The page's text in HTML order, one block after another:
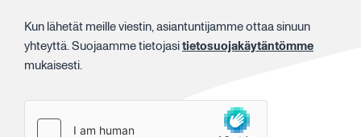
Kun lähetät meille viestin, asiantuntijamme ottaa sinuun
yhteyttä. Suojaamme tietojasitietosuojakäytäntömme
mukaisesti.